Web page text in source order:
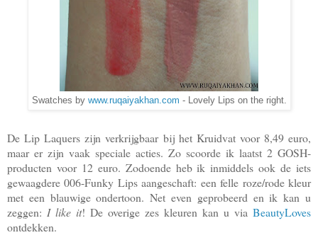
Swatches by www.ruqaiyakhan.com - Lovely Lips on the right.
De Lip Laquers zijn verkrijgbaar bij het Kruidvat voor 8,49 euro,
maar er zijn vaak speciale acties. Zo scoorde ik laatst 2 GOSH-
producten voor 12 euro. Zodoende heb ik inmiddels ook de iets
gewaagdere 006-Funky Lips aangeschaft: een felle roze/rode kleur
met een blauwige ondertoon. Net even geprobeerd en ik kan u
zeggen: I like it! De overige zes kleuren kan u via BeautyLoves
ontdekken.